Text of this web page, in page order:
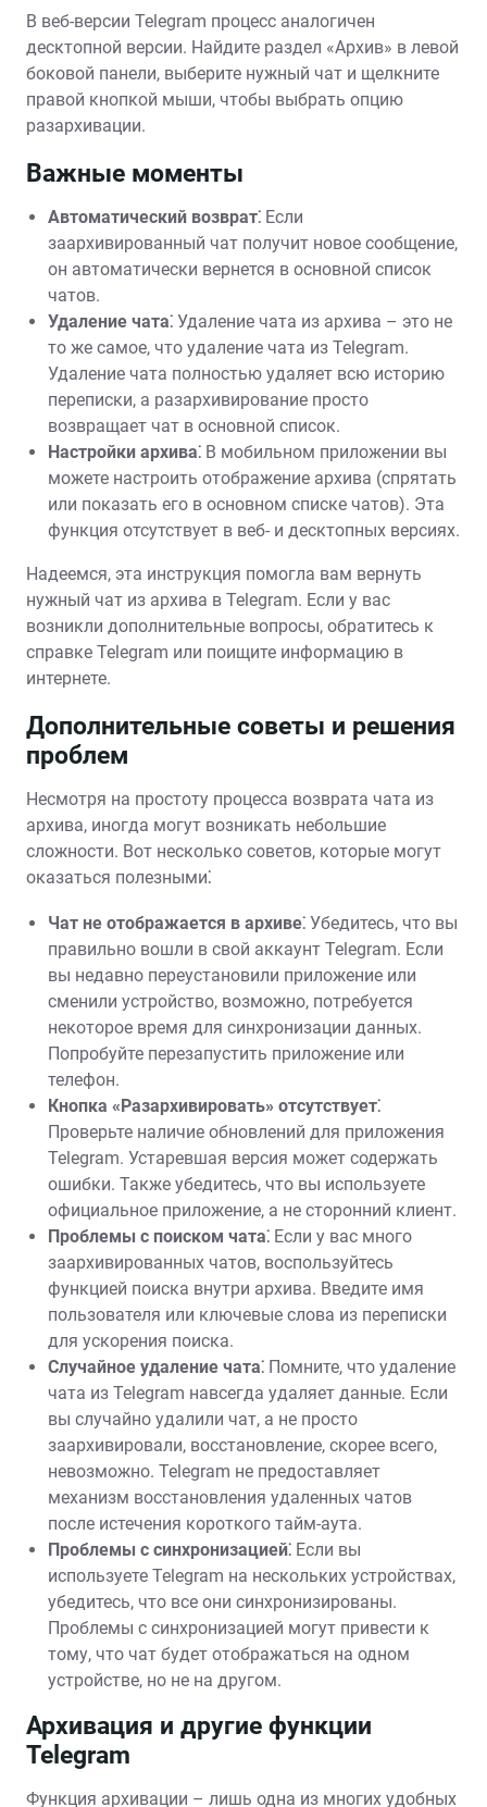
В веб-версии Telegram процесс аналогичен
десктопной версии. Найдите раздел «Архив» в левой
боковой панели, выберите нужный чат и щелкните
правой кнопкой мыши, чтобы выбрать опцию
разархивации.
Важные моменты
Автоматический возврат⁚ Если
заархивированный чат получит новое сообщение,
он автоматически вернется в основной список
чатов.
Удаление чата⁚ Удаление чата из архива – это не
то же самое, что удаление чата из Telegram.
Удаление чата полностью удаляет всю историю
переписки, а разархивирование просто
возвращает чат в основной список.
Настройки архива⁚ В мобильном приложении вы
можете настроить отображение архива (спрятать
или показать его в основном списке чатов). Эта
функция отсутствует в веб- и десктопных версиях.
Надеемся, эта инструкция помогла вам вернуть
нужный чат из архива в Telegram. Если у вас
возникли дополнительные вопросы, обратитесь к
справке Telegram или поищите информацию в
интернете.
Дополнительные советы и решения
проблем
Несмотря на простоту процесса возврата чата из
архива, иногда могут возникать небольшие
сложности. Вот несколько советов, которые могут
оказаться полезными⁚
Чат не отображается в архиве⁚ Убедитесь, что вы
правильно вошли в свой аккаунт Telegram. Если
вы недавно переустановили приложение или
сменили устройство, возможно, потребуется
некоторое время для синхронизации данных.
Попробуйте перезапустить приложение или
телефон.
Кнопка «Разархивировать» отсутствует⁚
Проверьте наличие обновлений для приложения
Telegram. Устаревшая версия может содержать
ошибки. Также убедитесь, что вы используете
официальное приложение, а не сторонний клиент.
Проблемы с поиском чата⁚ Если у вас много
заархивированных чатов, воспользуйтесь
функцией поиска внутри архива. Введите имя
пользователя или ключевые слова из переписки
для ускорения поиска.
Случайное удаление чата⁚ Помните, что удаление
чата из Telegram навсегда удаляет данные. Если
вы случайно удалили чат, а не просто
заархивировали, восстановление, скорее всего,
невозможно. Telegram не предоставляет
механизм восстановления удаленных чатов
после истечения короткого тайм-аута.
Проблемы с синхронизацией⁚ Если вы
используете Telegram на нескольких устройствах,
убедитесь, что все они синхронизированы.
Проблемы с синхронизацией могут привести к
тому, что чат будет отображаться на одном
устройстве, но не на другом.
Архивация и другие функции
Telegram
Функция архивации – лишь одна из многих удобных